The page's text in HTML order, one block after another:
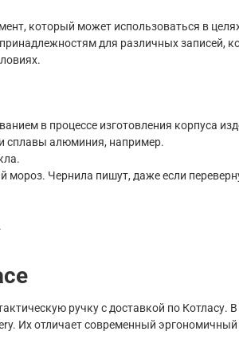
который может использоваться в
для различных записей,
в процессе изготовления корпуса
сплавы алюминия, например.
Чернила пишут, даже если
ручку с доставкой по Котласу.
Их отличает современный